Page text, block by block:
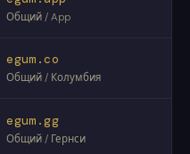
Общий / App
egum.co
Общий / Колумбия
egum.gg
Общий / Гернси